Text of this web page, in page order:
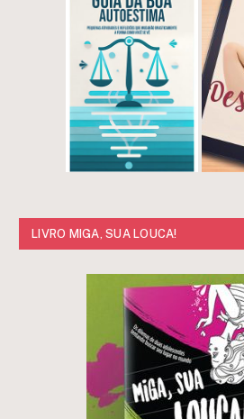
LIVRO MIGA, SUA LOUCA!